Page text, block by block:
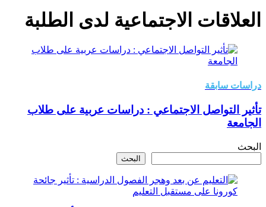
العلاقات الاجتماعية لدى الطلبة
دراسات سابقة
تأثير التواصل الاجتماعي : دراسات عربية على طلاب
الجامعة
البحث
البحث